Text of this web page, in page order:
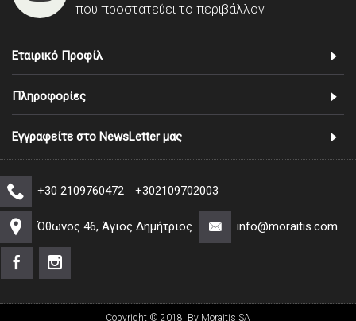
που προστατεύει το περιβάλλον
Εταιρικό Προφίλ
Πληροφορίες
Εγγραφείτε στο NewsLetter μας
+30 2109760472 +302109702003
Όθωνος 46, Άγιος Δημήτριος info@moraitis.com
Copyright © 2018, By Moraitis SA